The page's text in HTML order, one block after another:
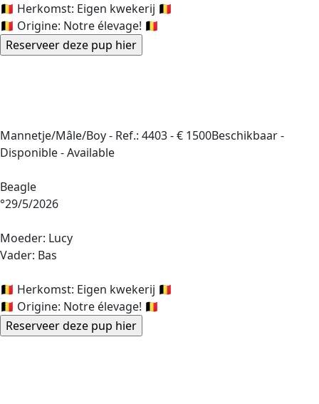
🇧🇪 Herkomst: Eigen kwekerij 🇧🇪
🇧🇪 Origine: Notre élevage! 🇧🇪
Mannetje/Mâle/Boy - Ref.: 4403-€ 1500Beschikbaar -
Disponible - Available
Beagle
°29/5/2026
Moeder: Lucy
Vader: Bas
🇧🇪 Herkomst: Eigen kwekerij 🇧🇪
🇧🇪 Origine: Notre élevage! 🇧🇪